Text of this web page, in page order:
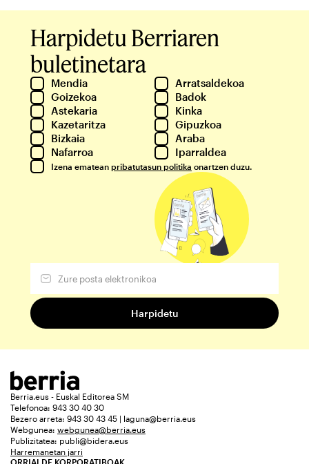
Harpidetu Berriaren
buletinetara
Mendia
Arratsaldekoa
Goizekoa
Badok
Astekaria
Kinka
Kazetaritza
Gipuzkoa
Bizkaia
Araba
Nafarroa
Iparraldea
Izena ematean pribatutasun politika onartzen duzu.
Berria.eus - Euskal Editorea SM
Telefonoa: 943 30 40 30
Bezero arreta: 943 30 43 45 | laguna@berria.eus
Webgunea: webgunea@berria.eus
Publizitatea: publi@bidera.eus
Harremanetan jarri